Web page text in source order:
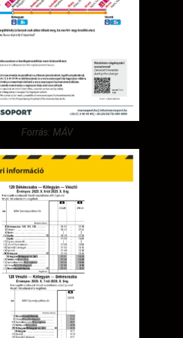
Forrás: MÁV